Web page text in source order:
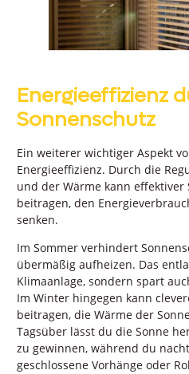
Energieeffizienz
Sonnenschutz
Ein weiterer wichtiger Aspekt
Energieeffizienz. Durch die
und der Wärme kann effektiver
beitragen, den
senken.
Im Sommer verhindert
übermäßig aufheizen. Das
Klimaanlage, sondern spart
Im Winter hingegen kann
beitragen, die Wärme der
Tagsüber lässt du die Sonne
zu gewinnen, während du
geschlossene Vorhänge oder